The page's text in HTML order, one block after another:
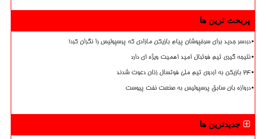
پربحث ترین ها
دردسر جدید برای سرخپوشان پیام بازیکن مازادی که پرسپولیس را نگران کرد!
نتیجه گیری تیم فوتبال امید اهمیت ویژه ای دارد
۲۴ بازیکن به اردوی تیم ملی فوتسال زنان دعوت شدند
دروازه بان سابق پرسپولیس به صنعت نفت پیوست
جدیدترین ها